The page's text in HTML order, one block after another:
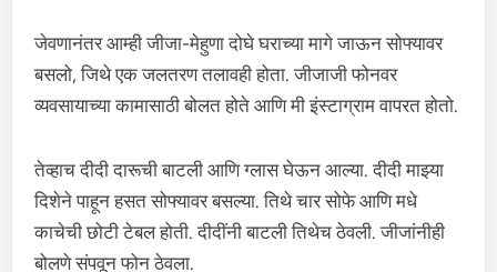
जेवणानंतर आम्ही जीजा-मेहुणा दोघे घराच्या मागे जाऊन सोफ्यावर
बसलो, जिथे एक जलतरण तलावही होता. जीजाजी फोनवर
व्यवसायाच्या कामासाठी बोलत होते आणि मी इंस्टाग्राम वापरत होतो.
तेव्हाच दीदी दारूची बाटली आणि ग्लास घेऊन आल्या. दीदी माझ्या
दिशेने पाहून हसत सोफ्यावर बसल्या. तिथे चार सोफे आणि मधे
काचेची छोटी टेबल होती. दीदींनी बाटली तिथेच ठेवली. जीजांनीही
बोलणे संपवून फोन ठेवला.